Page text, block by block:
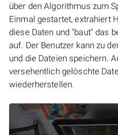
über den Algorithmus zum
Einmal gestartet, extrahiert
diese Daten und "baut" das
auf. Der Benutzer kann zu
und die Dateien speichern.
versehentlich gelöschte
wiederherstellen.